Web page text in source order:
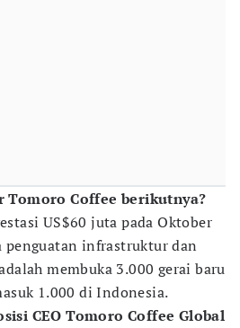
Tomoro Coffee berikutnya?
US$60 juta pada Oktober
penguatan infrastruktur dan
membuka 3.000 gerai baru
1.000 di Indonesia.
CEO Tomoro Coffee Global